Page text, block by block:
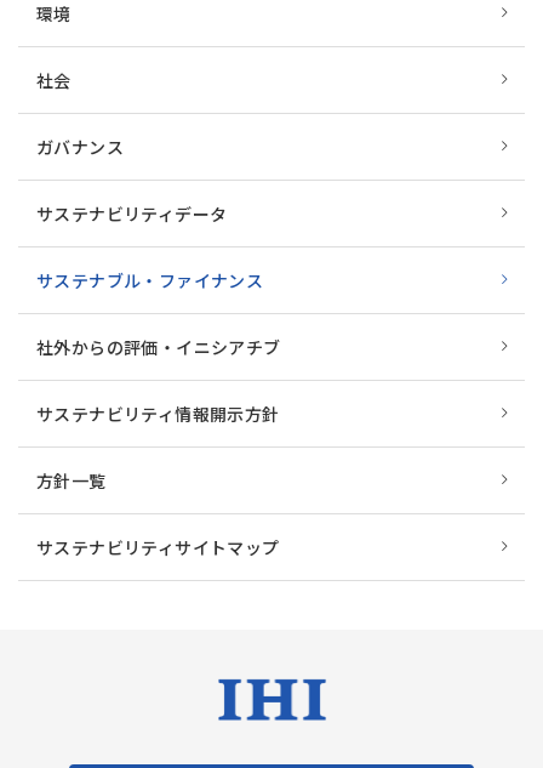
環境
社会
ガバナンス
サステナビリティデータ
サステナブル・ファイナンス
社外からの評価・イニシアチブ
サステナビリティ情報開示方針
方針一覧
サステナビリティサイトマップ